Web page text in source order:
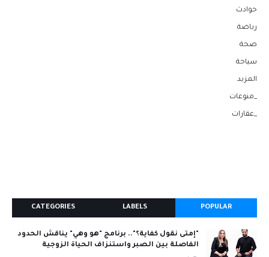
حوادث
رياضة
صحة
سياحة
المزيد
_منوعات
_عقارات
POPULAR
LABELS
CATEGORIES
"إمتى نقول كفاية؟".. برنامج "هو وهي" يناقش الحدود
الفاصلة بين الصبر واستنزاف الحياة الزوجية